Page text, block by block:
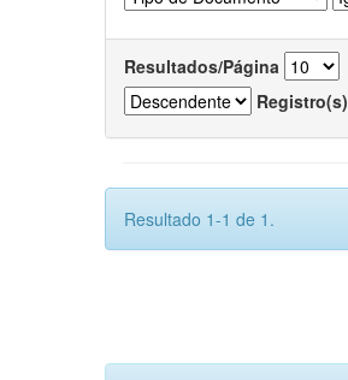
Resultados/Página
Registro(s)
Resultado 1-1 de 1.